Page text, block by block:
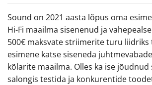
Sound on 2021 aasta lõpus oma
Hi-Fi maailma sisenenud ja
500€ maksvate striimerite turu liidriks
esimene katse siseneda
kõlarite maailma. Olles ka ise
salongis testida ja konkurentide